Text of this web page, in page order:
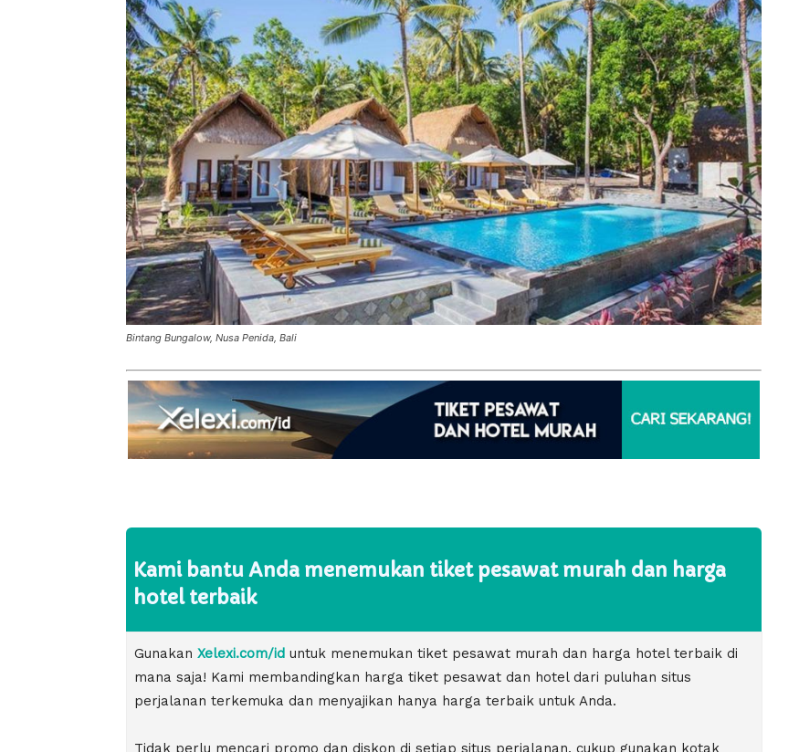
Bintang Bungalow, Nusa Penida, Bali
Kami bantu Anda menemukan tiket pesawat murah dan harga
hotel terbaik
Gunakan Xelexi.com/id untuk menemukan tiket pesawat murah dan harga hotel terbaik di
mana saja! Kami membandingkan harga tiket pesawat dan hotel dari puluhan situs
perjalanan terkemuka dan menyajikan hanya harga terbaik untuk Anda.
Tidak perlu mencari promo dan diskon di setiap situs perjalanan, cukup gunakan kotak